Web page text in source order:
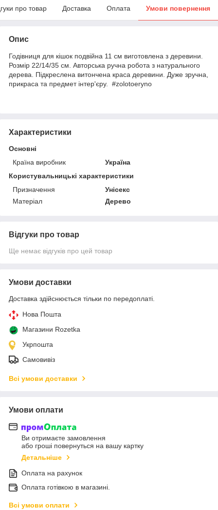
про товар Доставка Оплата Умови повернення
Опис
Годівниця для кішок подвійна 11 см виготовлена з деревини.
Розмір 22/14/35 см. Авторська ручна робота з натурального
дерева. Підкреслена витончена краса деревини. Дуже зручна,
прикраса та предмет інтер'єру. #zolotoeryno
Характеристики
Основні
Країна виробник
Україна
Користувальницькі характеристики
Призначення
Унісекс
Матеріал
Дерево
Відгуки про товар
Ще немає відгуків про цей товар
Умови доставки
Доставка здійснюється тільки по передоплаті.
Нова Пошта
Магазини Rozetka
Укрпошта
Самовивіз
Всі умови доставки
Умови оплати
Ви отримаєте замовлення
або гроші повернуться на вашу картку
Детальніше
Оплата на рахунок
Оплата готівкою в магазині.
Всі умови оплати